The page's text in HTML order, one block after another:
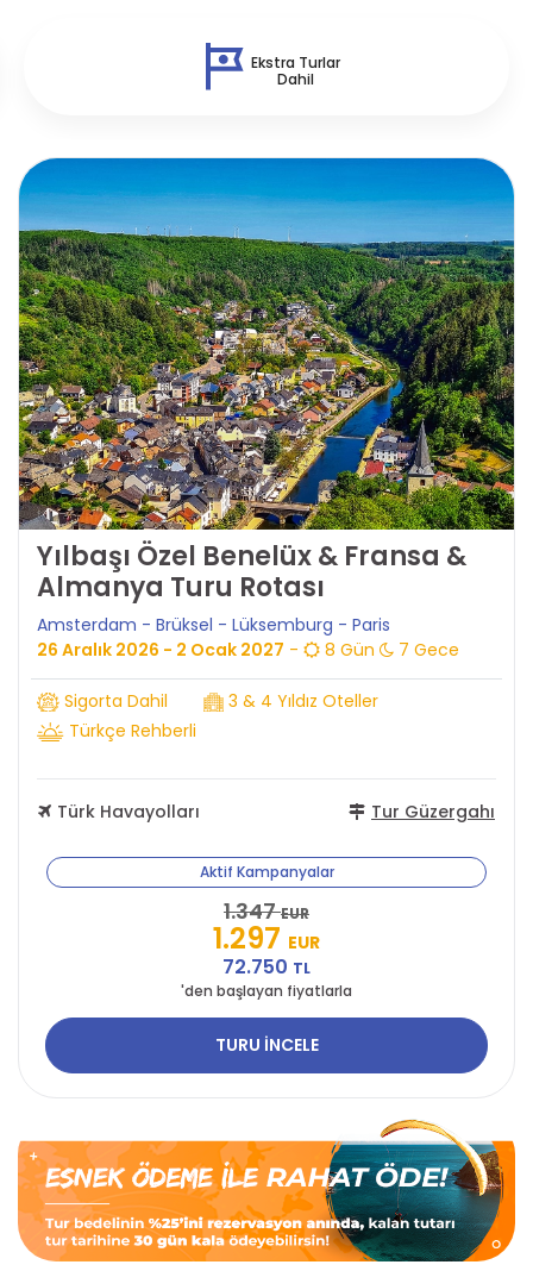
Ekstra Turlar
Dahil
Yılbaşı Özel Benelüx & Fransa &
Almanya Turu Rotası
Amsterdam - Brüksel - Lüksemburg - Paris
26 Aralık 2026 - 2 Ocak 2027 - 8 Gün 7 Gece
Sigorta Dahil
3 & 4 Yıldız Oteller
Türkçe Rehberli
Türk Havayolları Tur Güzergahı
Aktif Kampanyalar
1.347EUR
1.297 EUR
72.750 TL
'den başlayan fiyatlarla
TURU İNCELE